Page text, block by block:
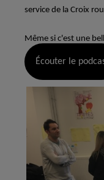
service de la Croix
Même si c'est une
Écouter le